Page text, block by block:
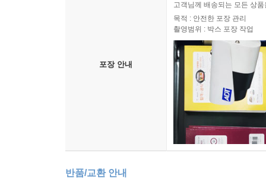
포장 안내
고객님께 배송되는 모든 상
목적 : 안전한 포장 관리
촬영범위 : 박스 포장 작업
반품/교환 안내